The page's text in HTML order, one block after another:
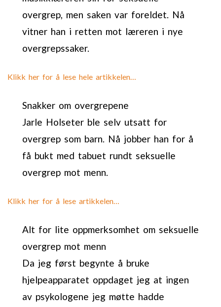
overgrep, men saken var foreldet. Nå
vitner han i retten mot læreren i nye
overgrepssaker.
Klikk her for å lese hele artikkelen…
Snakker om overgrepene
Jarle Holseter ble selv utsatt for
overgrep som barn. Nå jobber han for å
få bukt med tabuet rundt seksuelle
overgrep mot menn.
Klikk her for å lese artikkelen…
Alt for lite oppmerksomhet om seksuelle
overgrep mot menn
Da jeg først begynte å bruke
hjelpeapparatet oppdaget jeg at ingen
av psykologene jeg møtte hadde